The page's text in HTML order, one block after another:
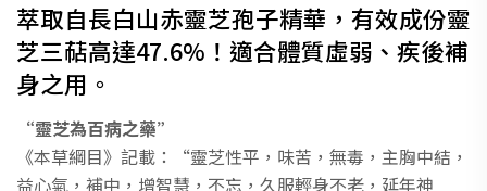
萃取自長白山赤靈芝孢子精華，有效成份靈
芝三萜高達47.6%！適合體質虛弱、疾後補
身之用。
“靈芝為百病之藥”
《本草綱目》記載：“靈芝性平，味苦，無毒，主胸中結，
益心氣，補中，增智慧，不忘，久服輕身不老，延年神